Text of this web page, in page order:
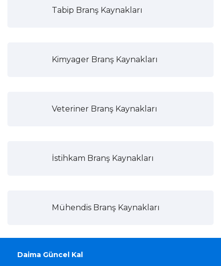
Tabip Branş Kaynakları
Kimyager Branş Kaynakları
Veteriner Branş Kaynakları
İstihkam Branş Kaynakları
Mühendis Branş Kaynakları
Daima Güncel Kal